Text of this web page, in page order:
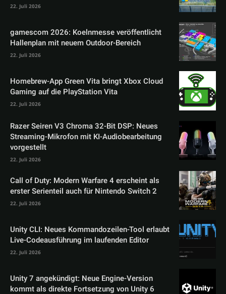
22. Juli 2026
gamescom 2026: Koelnmesse veröffentlicht
Hallenplan mit neuem Outdoor-Bereich
22. Juli 2026
Homebrew-App Green Vita bringt Xbox Cloud
Gaming auf die PlayStation Vita
22. Juli 2026
Razer Seiren V3 Chroma 32-Bit DSP: Neues
Streaming-Mikrofon mit KI-Audiobearbeitung
vorgestellt
22. Juli 2026
Call of Duty: Modern Warfare 4 erscheint als
erster Serienteil auch für Nintendo Switch 2
22. Juli 2026
Unity CLI: Neues Kommandozeilen-Tool erlaubt
Live-Codeausführung im laufenden Editor
22. Juli 2026
Unity 7 angekündigt: Neue Engine-Version
kommt als direkte Fortsetzung von Unity 6